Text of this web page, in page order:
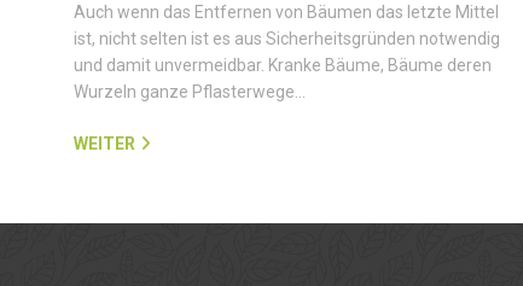
Auch wenn das Entfernen von Bäumen das letzte Mittel
ist, nicht selten ist es aus Sicherheitsgründen notwendig
und damit unvermeidbar. Kranke Bäume, Bäume deren
Wurzeln ganze Pflasterwege…
WEITER